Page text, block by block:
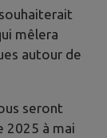
mêlera
autour de
seront
2025 à mai